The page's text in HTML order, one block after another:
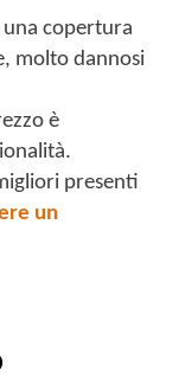
copertura
molto dannosi
è
presenti
un